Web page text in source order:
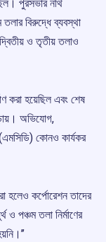
পুরসভার নথি
বিরুদ্ধে ব্যবস্থা
ও তৃতীয় তলাও
করা হয়েছিল এবং শেষ
অভিযোগ,
কোনও কার্যকর
হলেও কর্পোরেশন তাদের
পঞ্চম তলা নির্মাণের